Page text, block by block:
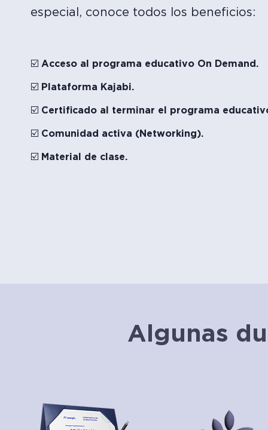
especial, conoce todos los beneficios:
☑️ Acceso al programa educativo On Demand.
☑️ Plataforma Kajabi.
☑️ Certificado al terminar el programa
☑️ Comunidad activa (Networking).
☑️ Material de clase.
Algunas